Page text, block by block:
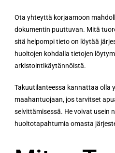
Ota yhteyttä korjaamoon
dokumentin puuttuvan. Mitä
sitä helpompi tieto on löytää
huoltojen kohdalla tietojen
arkistointikäytännöistä.
Takuutilanteessa kannattaa olla
maahantuojaan, jos tarvitset
selvittämisessä. He voivat usein
huoltotapahtumia omasta